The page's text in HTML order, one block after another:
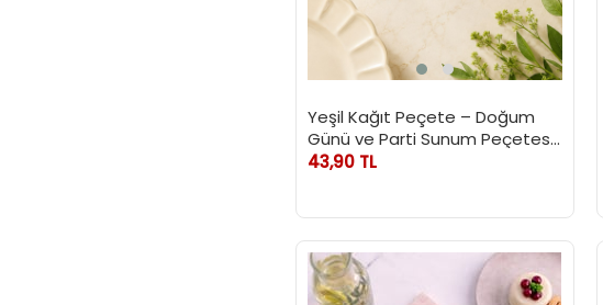
Yeşil Kağıt Peçete – Doğum
Günü ve Parti Sunum Peçetesi
20'li
43,90 TL